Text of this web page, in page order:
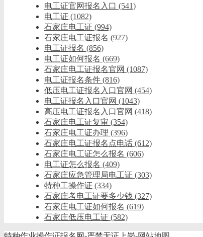
电工证官网报名入口 (541)
电工证 (1082)
石家庄电工证 (994)
石家庄电工证报名 (927)
电工证报名 (856)
电工证如何报名 (669)
石家庄电工证报名官网 (1087)
电工证报名条件 (816)
低压电工证报名入口官网 (454)
电工证报名入口官网 (1043)
高压电工证报名入口官网 (418)
石家庄电工证复审 (354)
石家庄电工证办理 (396)
石家庄电工证报名点电话 (612)
石家庄电工证怎么报名 (606)
电工证怎么报名 (409)
石家庄应急管理局电工证 (303)
特种工操作证 (334)
石家庄考电工证要多少钱 (327)
石家庄电工证如何报名 (619)
石家庄低压电工证 (582)